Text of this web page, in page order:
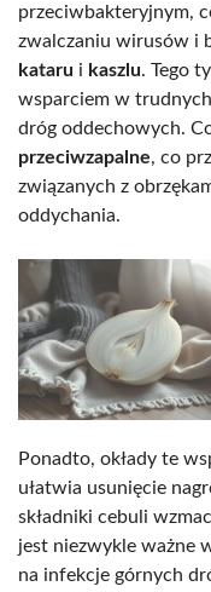
przeciwbakteryjnym,
zwalczaniu wirusów i
kataru i kaszlu. Tego
wsparciem w
dróg oddechowych.
przeciwzapalne, co
związanych z
oddychania.
Ponadto, okłady te
ułatwia usunięcie
składniki cebuli
jest niezwykle ważne
na infekcje górnych